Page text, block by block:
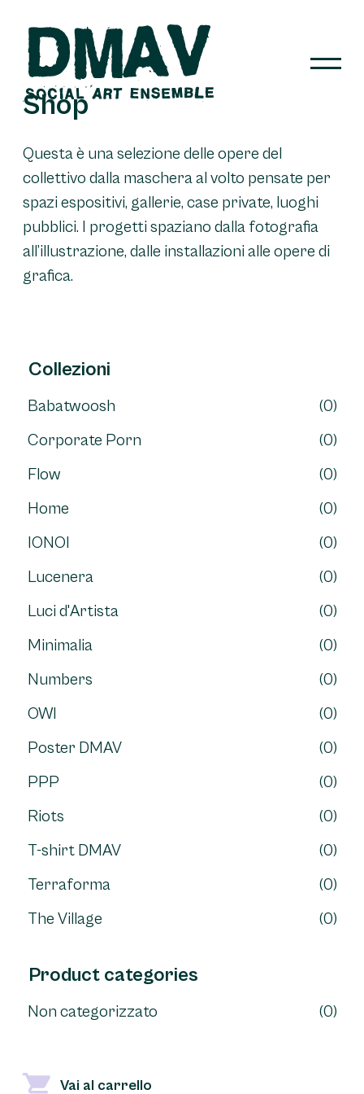
content
DMAV
Shop
Questa è una selezione delle opere del
collettivo dalla maschera al volto pensate per
spazi espositivi, gallerie, case private, luoghi
pubblici. I progetti spaziano dalla fotografia
all’illustrazione, dalle installazioni alle opere di
grafica.
Collezioni
Babatwoosh
(0)
Corporate Porn
(0)
Flow
(0)
Home
(0)
IONOI
(0)
Lucenera
(0)
Luci d'Artista
(0)
Minimalia
(0)
Numbers
(0)
OWI
(0)
Poster DMAV
(0)
PPP
(0)
Riots
(0)
T-shirt DMAV
(0)
Terraforma
(0)
The Village
(0)
Product categories
Non categorizzato (0)
Vai al carrello